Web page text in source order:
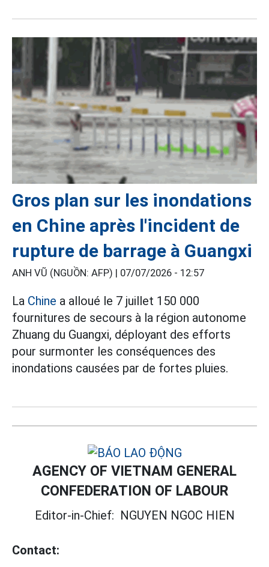
Gros plan sur les inondations
en Chine après l'incident de
rupture de barrage à Guangxi
ANH VŨ (NGUỒN: AFP) | 07/07/2026 - 12:57
La Chine a alloué le 7 juillet 150 000
fournitures de secours à la région autonome
Zhuang du Guangxi, déployant des efforts
pour surmonter les conséquences des
inondations causées par de fortes pluies.
AGENCY OF VIETNAM GENERAL
CONFEDERATION OF LABOUR
Editor-in-Chief: NGUYEN NGOC HIEN
Contact: